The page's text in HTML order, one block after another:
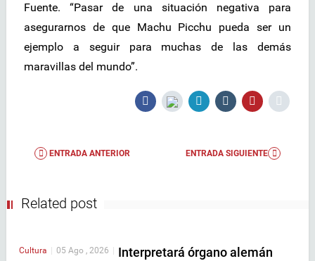
Fuente. “Pasar de una situación negativa para
asegurarnos de que Machu Picchu pueda ser un
ejemplo a seguir para muchas de las demás
maravillas del mundo”.
ENTRADA ANTERIOR ENTRADA SIGUIENTE
Related post
Cultura 05 Ago , 2026
Interpretará órgano alemán